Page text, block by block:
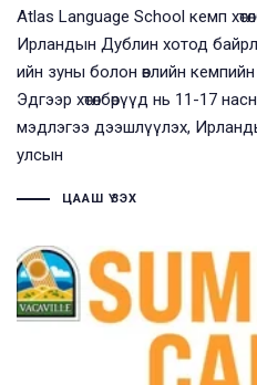
Atlas Language School кемп
Ирландын Дублин хотод
ийн зуны болон өвлийн
Эдгээр хөтөлбөрүүд нь 11-17
мэдлэгээ дээшлүүлэх,
улсын
ЦААШ ҮЗЭХ